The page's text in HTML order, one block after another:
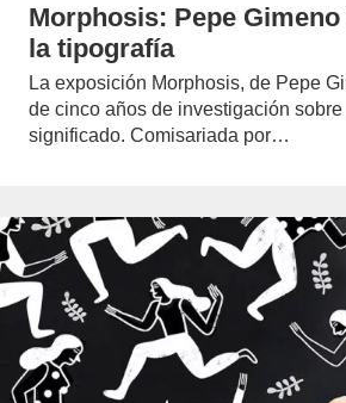
Morphosis: Pepe
la tipografía
La exposición Morphosis, de Pepe
de cinco años de investigación sobre
significado. Comisariada por…